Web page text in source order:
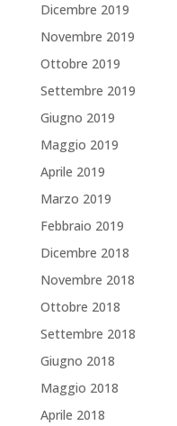
Dicembre 2019
Novembre 2019
Ottobre 2019
Settembre 2019
Giugno 2019
Maggio 2019
Aprile 2019
Marzo 2019
Febbraio 2019
Dicembre 2018
Novembre 2018
Ottobre 2018
Settembre 2018
Giugno 2018
Maggio 2018
Aprile 2018